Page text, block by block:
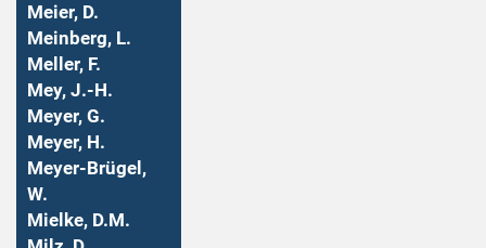
Meier, D.
Meinberg, L.
Meller, F.
Mey, J.-H.
Meyer, G.
Meyer, H.
Meyer-Brügel,
W.
Mielke, D.M.